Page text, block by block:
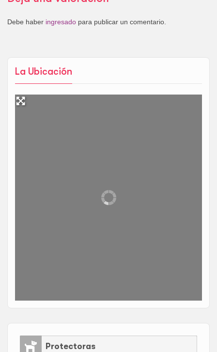
La Ubicación
Protectoras
Debe haber ingresado para publicar un comentario.